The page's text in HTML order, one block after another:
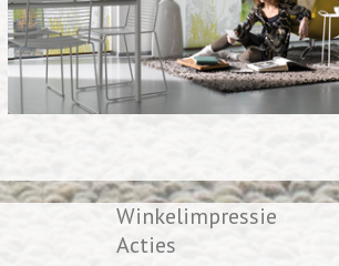
Winkelimpressie
Acties